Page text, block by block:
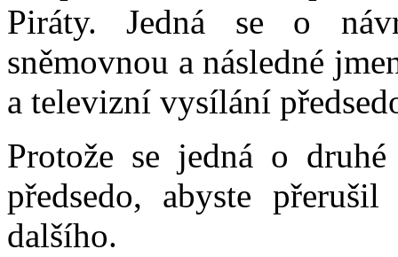
Piráty. Jedná se o
sněmovnou a následné
a televizní vysílání
Protože se jedná o
předsedo, abyste
dalšího.